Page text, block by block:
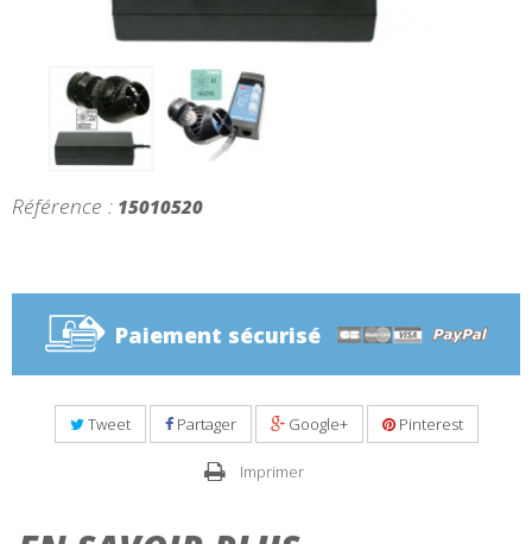
Référence : 15010520
Paiement sécurisé
Tweet Partager Google+ Pinterest
Imprimer